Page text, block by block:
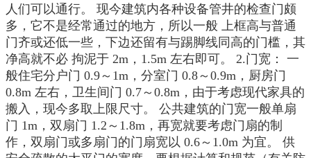
人们可以通行。 现今建筑内各种设备管井的检查门颇
多，它不是经常通过的地方，所以一般 上框高与普通
门齐或还低一些，下边还留有与踢脚线同高的门槛，其
净高就不必 拘泥于 2m，1.5m 左右即可。 2.门宽： 一
般住宅分户门 0.9～1m，分室门 0.8～0.9m，厨房门
0.8m 左右，卫生间门 0.7～0.8m，由于考虑现代家具的
搬入，现今多取上限尺寸。 公共建筑的门宽一般单扇
门 1m，双扇门 1.2～1.8m，再宽就要考虑门扇的制
作，双扇门或多扇门的门扇宽以 0.6～1.0m 为宜。 供